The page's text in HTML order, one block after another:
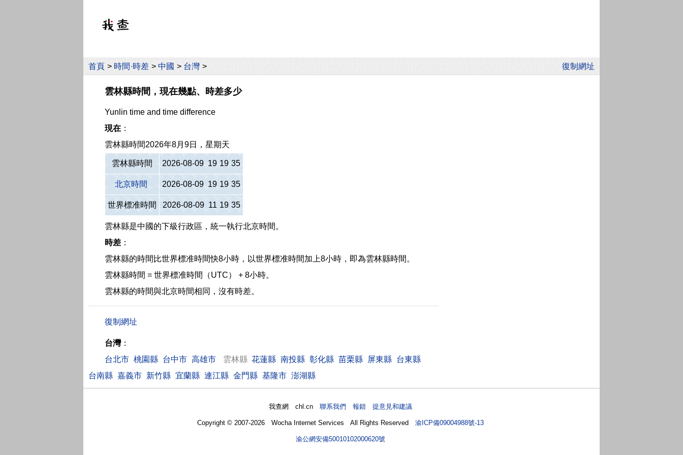
首頁 > 時間·時差 > 中國 > 台灣 >
雲林縣時間，現在幾點、時差多少
Yunlin time and time difference
現在 ：
雲林縣時間2026年8月9日，星期天
雲林縣時間 2026-08-09 19 19 35
北京時間 2026-08-09 19 19 35
世界標准時間 2026-08-09 11 19: 35
雲林縣是中國的下級行政區，統一執行北京時間。
時差 ：
雲林縣的時間比世界標准時間快8小時，以世界標准時間加上8小時，即為雲林縣時間。
雲林縣時間 = 世界標准時間（UTC） + 8小時。
雲林縣的時間與北京時間相同，沒有時差。
台灣：
台北市 桃園縣 台中市 高雄市 雲林縣 花蓮縣 南投縣 彰化縣 苗栗縣 屏東縣
台東縣
台南縣 嘉義市 新竹縣 宜蘭縣 連江縣 金門縣 基隆市 澎湖縣
我查網 chl.cn聯系我們 報錯 提意見和建議
Copyright © 2007-2026 Wocha Internet Services All Rights Reserved渝ICP備09004988號-13
渝公網安備50010102000620號